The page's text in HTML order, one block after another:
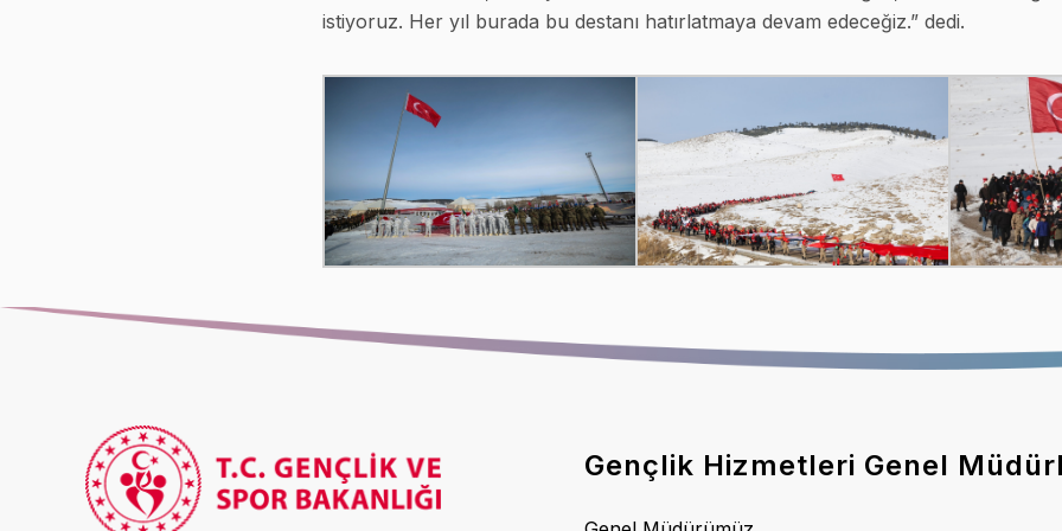
istiyoruz. Her yıl burada bu destanı hatırlatmaya devam edeceğiz.” dedi.
Gençlik Hizmetleri Genel